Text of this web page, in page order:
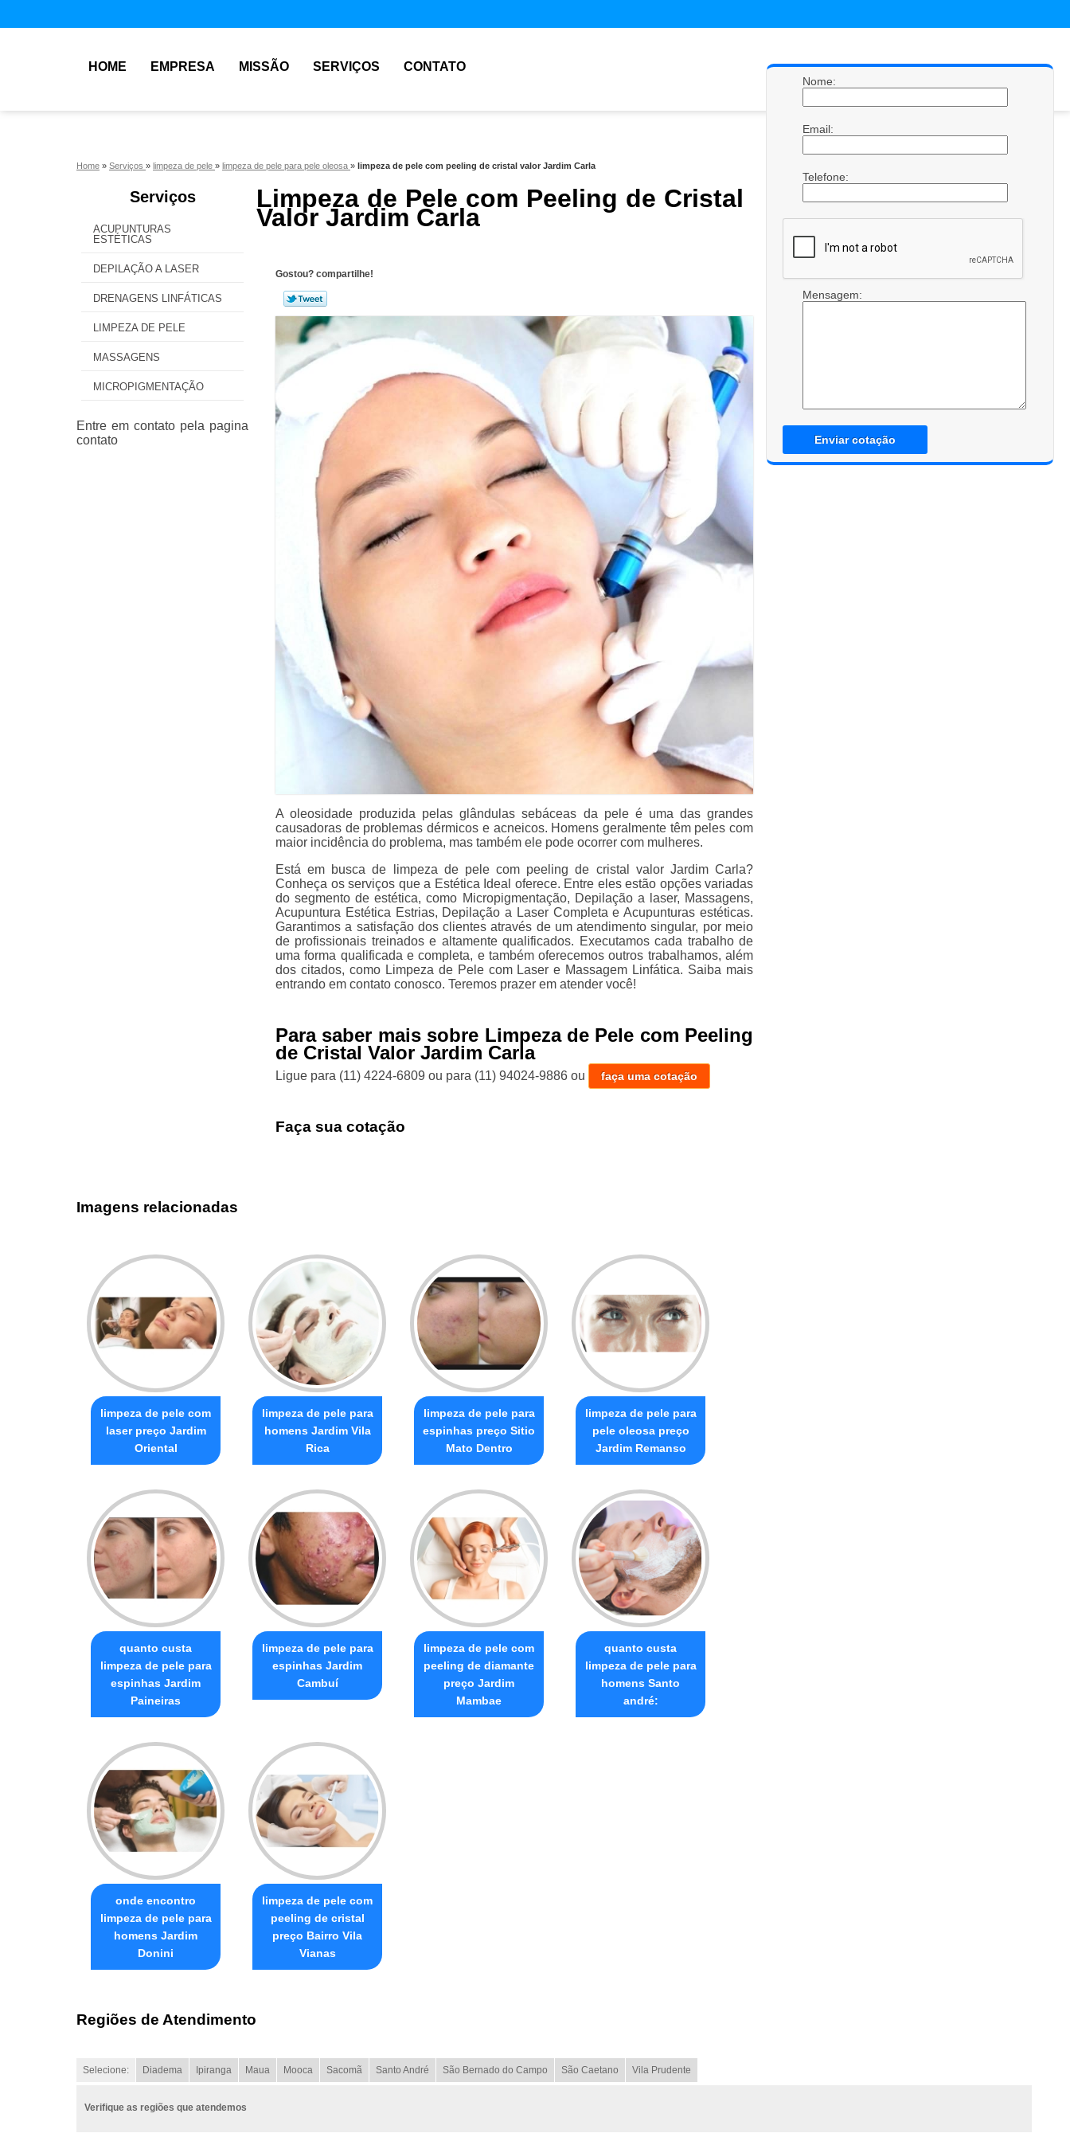
HOME EMPRESA MISSÃO SERVIÇOS CONTATO
Home » Serviços » limpeza de pele » limpeza de pele para pele oleosa » limpeza de pele com peeling de cristal valor Jardim Carla
Serviços
ACUPUNTURAS
ESTÉTICAS
DEPILAÇÃO A LASER
DRENAGENS LINFÁTICAS
LIMPEZA DE PELE
MASSAGENS
MICROPIGMENTAÇÃO
Limpeza de Pele com Peeling de Cristal
Valor Jardim Carla
Gostou? compartilhe!
A oleosidade produzida pelas glândulas sebáceas da pele é uma das grandes
causadoras de problemas dérmicos e acneicos. Homens geralmente têm peles com
maior incidência do problema, mas também ele pode ocorrer com mulheres.
Está em busca de limpeza de pele com peeling de cristal valor Jardim Carla?
Conheça os serviços que a Estética Ideal oferece. Entre eles estão opções variadas
do segmento de estética, como Micropigmentação, Depilação a laser, Massagens,
Acupuntura Estética Estrias, Depilação a Laser Completa e Acupunturas estéticas.
Garantimos a satisfação dos clientes através de um atendimento singular, por meio
de profissionais treinados e altamente qualificados. Executamos cada trabalho de
uma forma qualificada e completa, e também oferecemos outros trabalhamos, além
dos citados, como Limpeza de Pele com Laser e Massagem Linfática. Saiba mais
entrando em contato conosco. Teremos prazer em atender você!
Para saber mais sobre Limpeza de Pele com Peeling
de Cristal Valor Jardim Carla
Ligue para (11) 4224-6809 ou para (11) 94024-9886 ou faça uma cotação
Faça sua cotação
Nome:
Email:
Telefone:
Mensagem:
Enviar cotação
Imagens relacionadas
limpeza de pele com
laser preço Jardim
Oriental
limpeza de pele para
homens Jardim Vila
Rica
limpeza de pele para
espinhas preço Sitio
Mato Dentro
limpeza de pele para
pele oleosa preço
Jardim Remanso
quanto custa
limpeza de pele para
espinhas Jardim
Paineiras
limpeza de pele para
espinhas Jardim
Cambuí
limpeza de pele com
peeling de diamante
preço Jardim
Mambae
quanto custa
limpeza de pele para
homens Santo
andré:
onde encontro
limpeza de pele para
homens Jardim
Donini
limpeza de pele com
peeling de cristal
preço Bairro Vila
Vianas
Regiões de Atendimento
Selecione: Diadema Ipiranga Maua Mooca Sacomã Santo André São Bernado do Campo São Caetano Vila Prudente
Verifique as regiões que atendemos